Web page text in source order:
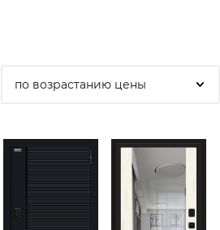
по возрастанию цены